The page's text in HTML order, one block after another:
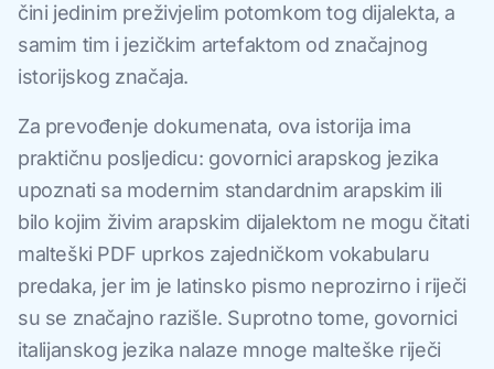
čini jedinim preživjelim potomkom tog dijalekta, a
samim tim i jezičkim artefaktom od značajnog
istorijskog značaja.
Za prevođenje dokumenata, ova istorija ima
praktičnu posljedicu: govornici arapskog jezika
upoznati sa modernim standardnim arapskim ili
bilo kojim živim arapskim dijalektom ne mogu čitati
malteški PDF uprkos zajedničkom vokabularu
predaka, jer im je latinsko pismo neprozirno i riječi
su se značajno razišle. Suprotno tome, govornici
italijanskog jezika nalaze mnoge malteške riječi